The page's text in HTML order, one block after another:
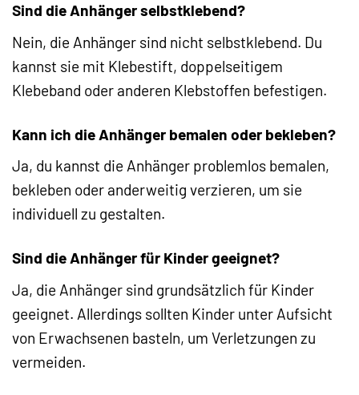
Sind die Anhänger selbstklebend?
Nein, die Anhänger sind nicht selbstklebend. Du
kannst sie mit Klebestift, doppelseitigem
Klebeband oder anderen Klebstoffen befestigen.
Kann ich die Anhänger bemalen oder bekleben?
Ja, du kannst die Anhänger problemlos bemalen,
bekleben oder anderweitig verzieren, um sie
individuell zu gestalten.
Sind die Anhänger für Kinder geeignet?
Ja, die Anhänger sind grundsätzlich für Kinder
geeignet. Allerdings sollten Kinder unter Aufsicht
von Erwachsenen basteln, um Verletzungen zu
vermeiden.